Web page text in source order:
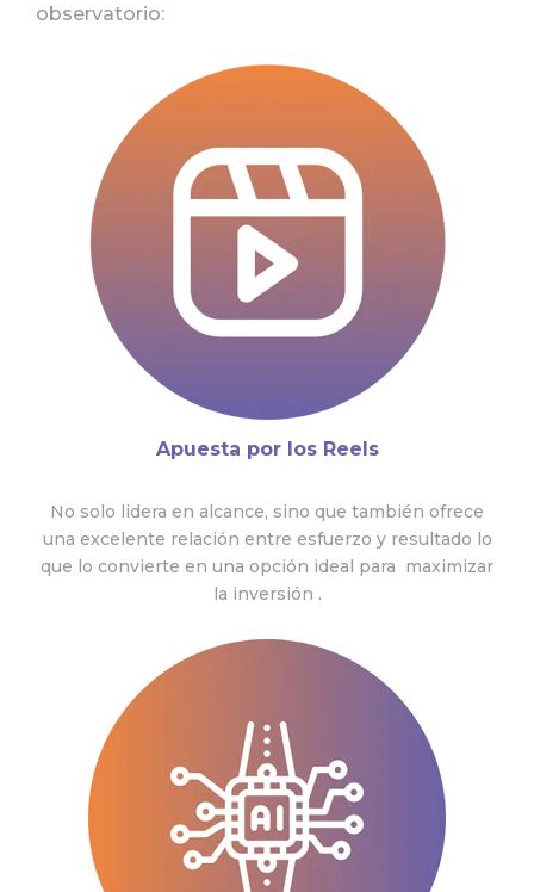
observatorio:
Apuesta por los Reels
No solo lidera en alcance, sino que también ofrece
una excelente relación entre esfuerzo y resultado lo
que lo convierte en una opción ideal para maximizar
la inversión .